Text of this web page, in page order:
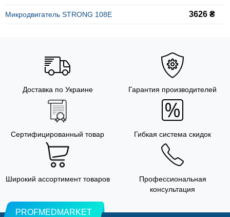
Микродвигатель STRONG 108E 3626 ₴
Доставка по Украине Гарантия производителей
Сертифицированный товар Гибкая система скидок
Широкий ассортимент товаров
Профессиональная
консультация
PROFMEDMARKET